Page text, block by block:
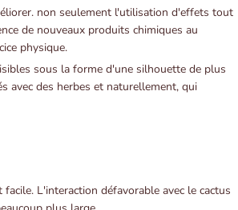
non seulement l'utilisation d'effets tout
de nouveaux produits chimiques au
physique.
sous la forme d'une silhouette de plus
avec des herbes et naturellement, qui
L'interaction défavorable avec le cactus